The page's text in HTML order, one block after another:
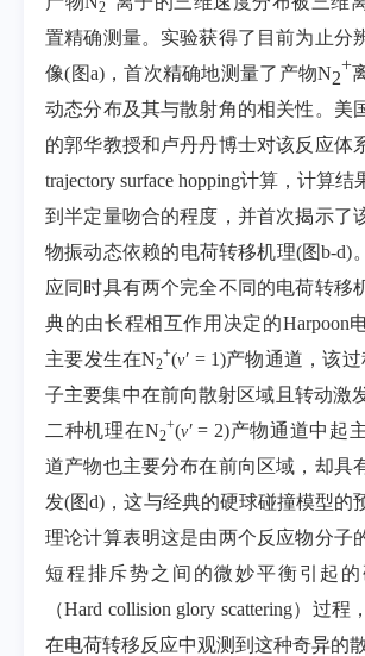
2
置精确测量。实验获得了目前为止分
像(图a)，首次精确地测量了产物N2
+
动态分布及其与散射角的相关性。美
的郭华教授和卢丹丹博士对该反应体
trajectory surface hopping计算，计算结
到半定量吻合的程度，并首次揭示了
物振动态依赖的电荷转移机理(图b-d)
应同时具有两个完全不同的电荷转移
典的由长程相互作用决定的Harpoon
主要发生在N2
+(v′ = 1)产物通道，该
子主要集中在前向散射区域且转动激
二种机理在N2
+(v′= 2)产物通道中起
道产物也主要分布在前向区域，却具
发(图d) ，这与经典的硬球碰撞模型的
理论计算表明这是由两个反应物分子
短程排斥势之间的微妙平衡引起
（Hard collision glory scattering）过程
在电荷转移反应中观测到这种奇异的